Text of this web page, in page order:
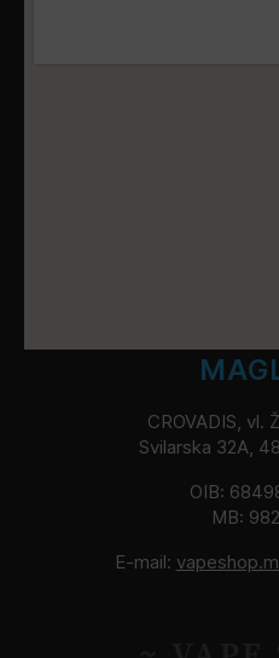
CROVADIS, vl.
Svilarska 32A,
OIB:
MB:
E-mail: